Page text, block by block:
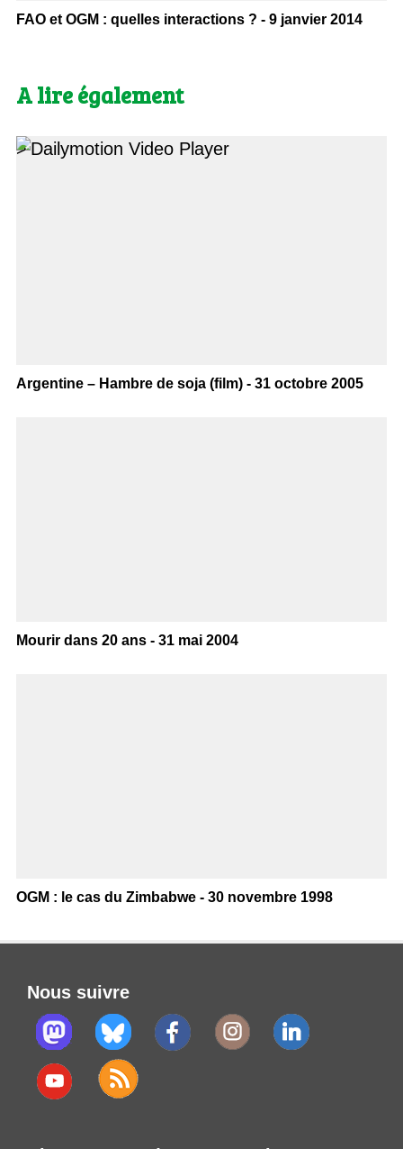
FAO et OGM : quelles interactions ? - 9 janvier 2014
A lire également
>
Argentine – Hambre de soja (film) - 31 octobre 2005
Mourir dans 20 ans - 31 mai 2004
OGM : le cas du Zimbabwe - 30 novembre 1998
Nous suivre